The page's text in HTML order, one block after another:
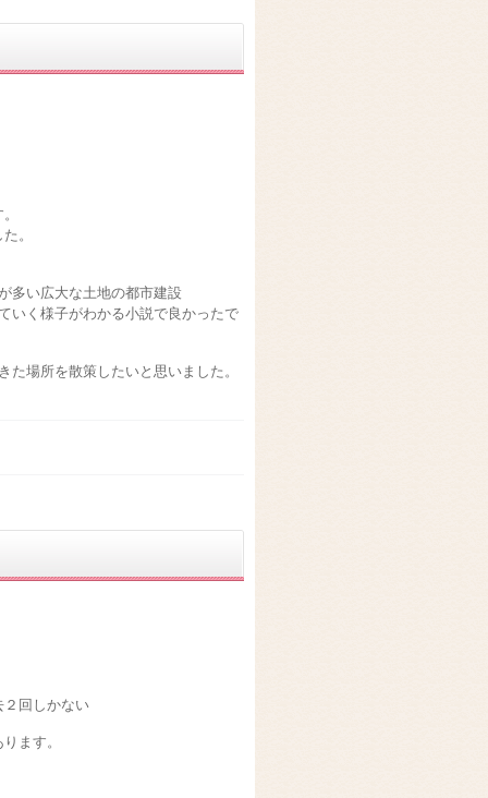
。
多い広大な土地の都市建設
いく様子がわかる小説で良かったで
場所を散策したいと思いました。
回しかない
ます。